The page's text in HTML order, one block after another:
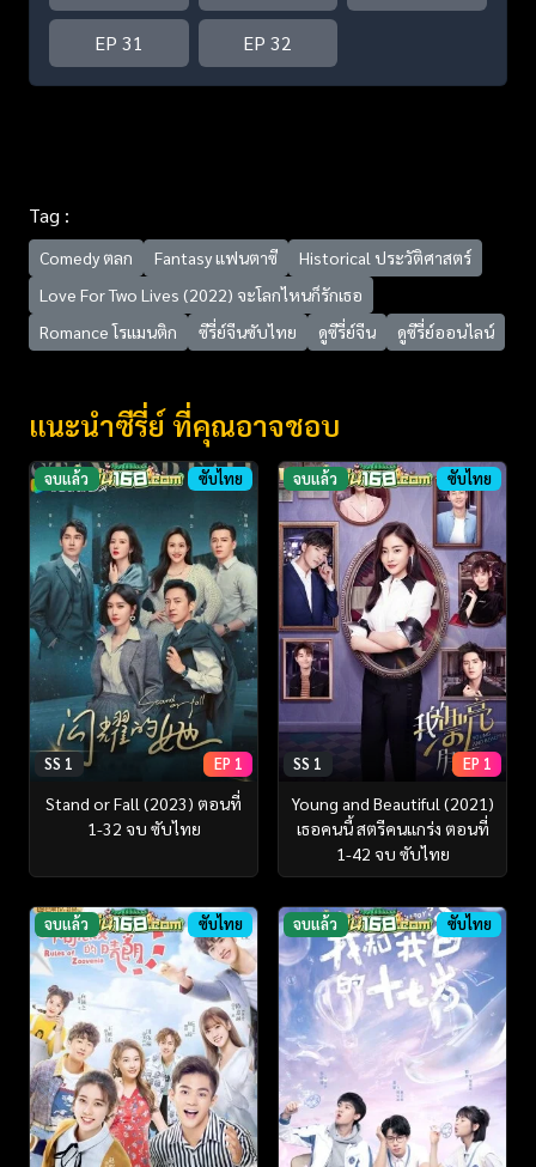
EP 31 EP 32
Tag :
Comedy ตลก Fantasy แฟนตาซี
Historical ประวัติศาสตร์
Love For Two Lives (2022) จะโลกไหนก็รักเธอ
Romance โรแมนติก
ซีรี่ย์จีนซับไทย ดูซีรี่ย์จีน ดูซีรี่ย์ออนไลน์
แนะนำซีรี่ย์ ที่คุณอาจชอบ
จบแล้ว ซับไทย
SS 1 EP 1
Stand or Fall (2023) ตอนที่
1-32 จบ ซับไทย
จบแล้ว ซับไทย
SS 1 EP 1
Young and Beautiful (2021)
เธอคนนี้ สตรีคนแกร่ง ตอนที่
1-42 จบ ซับไทย
จบแล้ว ซับไทย จบแล้ว ซับไทย